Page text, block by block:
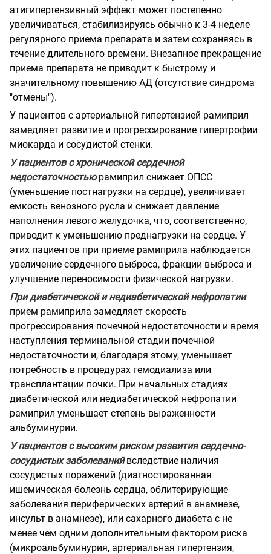
атигипертензивный эффект может постепенно
увеличиваться, стабилизируясь обычно к 3-4 неделе
регулярного приема препарата и затем сохраняясь в
течение длительного времени. Внезапное прекращение
приема препарата не приводит к быстрому и
значительному повышению АД (отсутствие синдрома
"отмены").
У пациентов с артериальной гипертензией рамиприл
замедляет развитие и прогрессирование гипертрофии
миокарда и сосудистой стенки.
У пациентов с хронической сердечной
недостаточностьюрамиприл снижает ОПСС
(уменьшение постнагрузки на сердце), увеличивает
емкость венозного русла и снижает давление
наполнения левого желудочка, что, соответственно,
приводит к уменьшению преднагрузки на сердце. У
этих пациентов при приеме рамиприла наблюдается
увеличение сердечного выброса, фракции выброса и
улучшение переносимости физической нагрузки.
При диабетической и недиабетической нефропатии
прием рамиприла замедляет скорость
прогрессирования почечной недостаточности и время
наступления терминальной стадии почечной
недостаточности и, благодаря этому, уменьшает
потребность в процедурах гемодиализа или
трансплантации почки. При начальных стадиях
диабетической или недиабетической нефропатии
рамиприл уменьшает степень выраженности
альбуминурии.
У пациентов с высоким риском развития сердечно-
сосудистых заболеванийвследствие наличия
сосудистых поражений (диагностированная
ишемическая болезнь сердца, облитерирующие
заболевания периферических артерий в анамнезе,
инсульт в анамнезе), или сахарного диабета с не
менее чем одним дополнительным фактором риска
(микроальбуминурия, артериальная гипертензия,